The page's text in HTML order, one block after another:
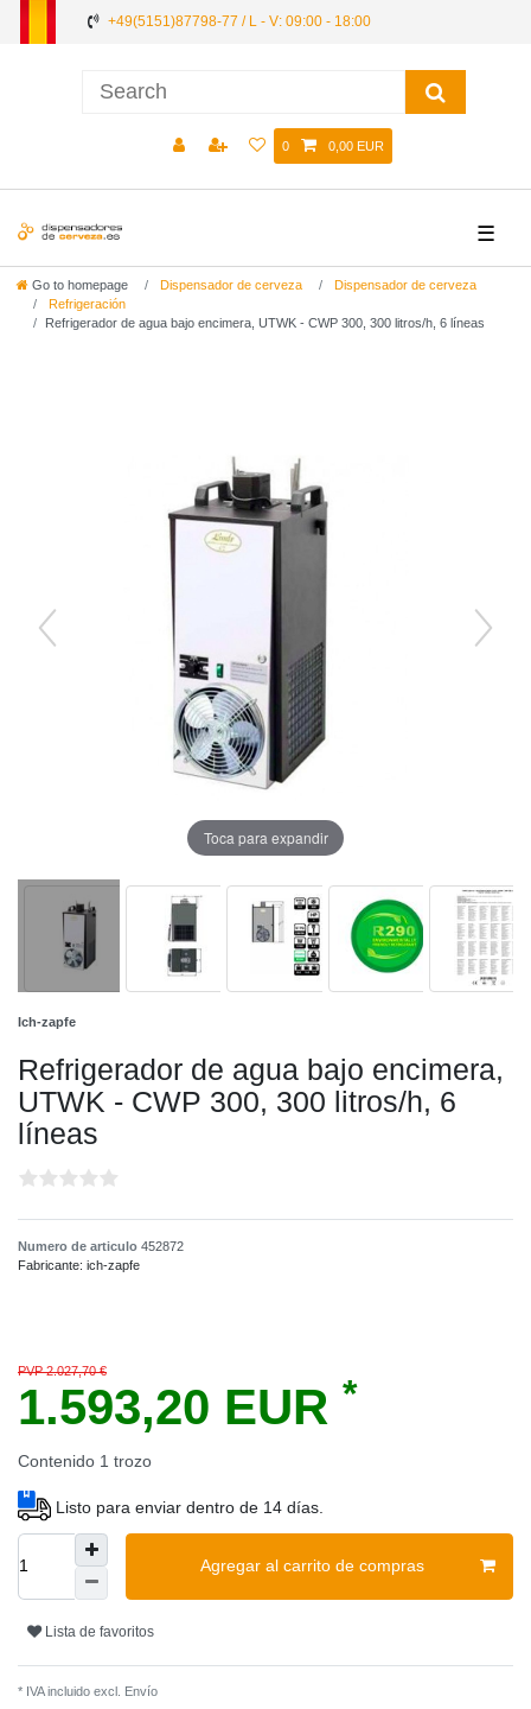
+49(5151)87798-77 / L - V: 09:00 - 18:00
0 0,00 EUR
☰
Go to homepage Dispensador de cerveza
Dispensador de cerveza
Refrigeración
Refrigerador de agua bajo encimera, UTWK - CWP 300, 300 litros/h, 6 líneas
Toca para expandir
Ich-zapfe
Refrigerador de agua bajo encimera,
UTWK - CWP 300, 300 litros/h, 6
líneas
Numero de articulo 452872
Fabricante: ich-zapfe
PVP 2.027,70 €
1.593,20 EUR *
Contenido 1 trozo
Listo para enviar dentro de 14 días.
Agregar al carrito de compras
Lista de favoritos
* IVA incluido excl. Envío